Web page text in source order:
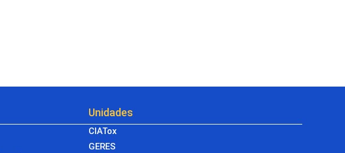
Unidades
CIATox
GERES